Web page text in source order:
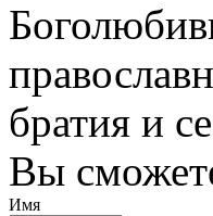
братия и
Вы
Имя